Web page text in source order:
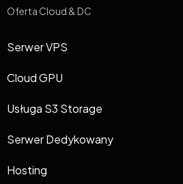
Oferta Cloud & DC
Serwer VPS
Cloud GPU
Usługa S3 Storage
Serwer Dedykowany
Hosting